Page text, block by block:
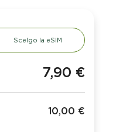
Scelgo la eSIM
7,90 €
10,00 €